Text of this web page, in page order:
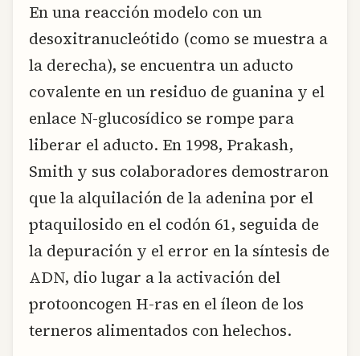
En una reacción modelo con un
desoxitranucleótido (como se muestra a
la derecha), se encuentra un aducto
covalente en un residuo de guanina y el
enlace N-glucosídico se rompe para
liberar el aducto. En 1998, Prakash,
Smith y sus colaboradores demostraron
que la alquilación de la adenina por el
ptaquilosido en el codón 61, seguida de
la depuración y el error en la síntesis de
ADN, dio lugar a la activación del
protooncogen H-ras en el íleon de los
terneros alimentados con helechos.